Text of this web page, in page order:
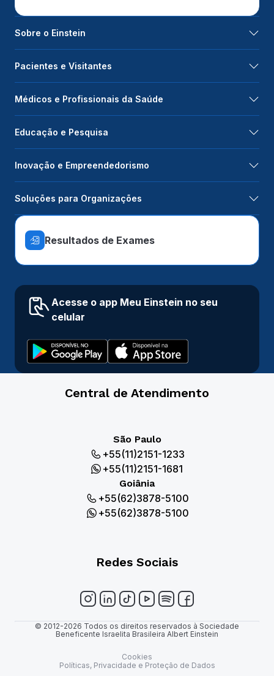
Sobre o Einstein
Pacientes e Visitantes
Médicos e Profissionais da Saúde
Educação e Pesquisa
Inovação e Empreendedorismo
Soluções para Organizações
Resultados de Exames
Acesse o app Meu Einstein no seu
celular
Central de Atendimento
São Paulo
+55(11)2151-1233
+55(11)2151-1681
Goiânia
+55(62)3878-5100
+55(62)3878-5100
Redes Sociais
© 2012-2026 Todos os direitos reservados à Sociedade
Beneficente Israelita Brasileira Albert Einstein
Cookies
Políticas, Privacidade e Proteção de Dados